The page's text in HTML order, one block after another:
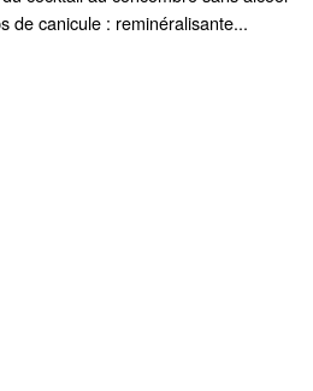
de canicule : reminéralisante...